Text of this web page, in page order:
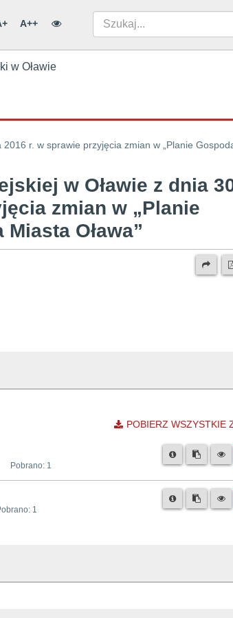
A++
w Oławie
r. w sprawie przyjęcia zmian w „Planie
w Oławie z dnia
zmian w „Planie
Oława”
POBIERZ WSZYSTKIE
Pobrano: 1
1